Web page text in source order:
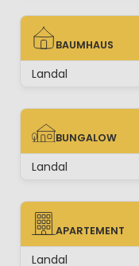
BAUMHAUS
BAUMHAUS
Landal
BUNGALOW
BUNGALOW
Landal
APARTEMENT
APARTEMENT
Landal